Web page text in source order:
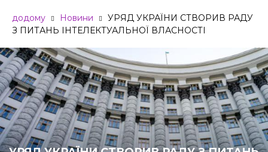
додому Новини
УРЯД УКРАЇНИ СТВОРИВ РАДУ
З ПИТАНЬ ІНТЕЛЕКТУАЛЬНОЇ ВЛАСНОСТІ